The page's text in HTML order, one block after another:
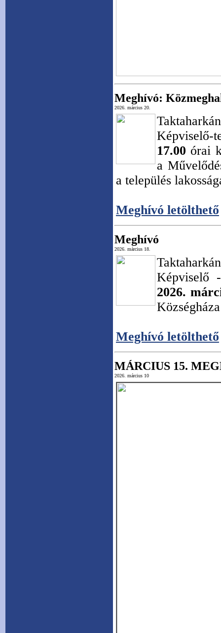
Meghívó:
2026. március 20.
Képviselő-
17.00 órai
a
a település
Meghívó letölthető
Meghívó
2026. március 18.
Képviselő
2026.
Meghívó letölthető
MÁRCIUS 15.
2026. március 10